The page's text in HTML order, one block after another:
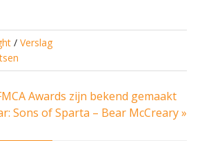
/Verslag
Awards zijn bekend gemaakt
Sons of Sparta – Bear McCreary »